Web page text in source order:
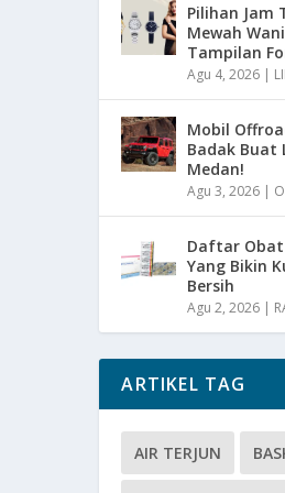
Pilihan Jam
Mewah
Tampilan
Agu 4, 2026 |
Mobil
Badak Buat
Medan!
Agu 3, 2026 |
Daftar Obat
Yang Bikin
Bersih
Agu 2, 2026 |
ARTIKEL TAG
AIR TERJUN